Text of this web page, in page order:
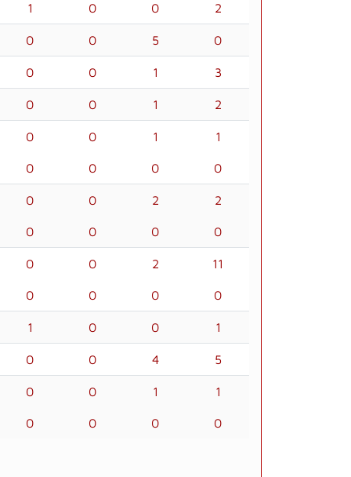
1 0 0 2
0 0 5 0
0 0 1 3
0 0 1 2
0 0 1 1
0 0 0 0
0 0 2 2
0 0 0 0
0 0 2 11
0 0 0 0
1 0 0 1
0 0 4 5
0 0 1 1
0 0 0 0